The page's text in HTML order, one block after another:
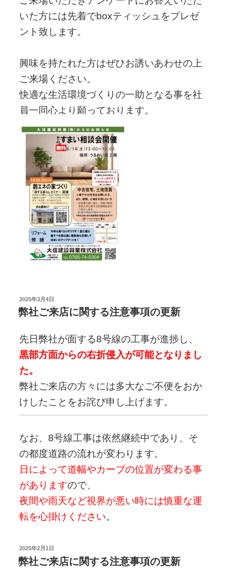
いた方には先着でboxティッシュをプレゼ
ント致します。
興味を持たれた方はぜひお誘いあわせの上
ご来場ください。
快適な生活環境づくりの一助となる事を社
員一同心より願っております。
投
稿
日:
2025年3月4日
弊社ご来店に関する注意事項の更新
先日弊社が面する8号線の工事が進捗し、
黒部方面からの右折侵入が可能となりまし
た。
弊社ご来店の方々には多大なご不便をおか
けしたことをお詫び申し上げます。
なお、8号線工事は依然継続中であり、そ
の都度道路の流れが変わります。
日によって道幅やカーブの位置が変わる事
がありますので、
夜間や雨天など視界が悪い時には慎重な運
転を心掛けください。
投
稿
日:
2025年2月1日
弊社ご来店に関する注意事項の更新